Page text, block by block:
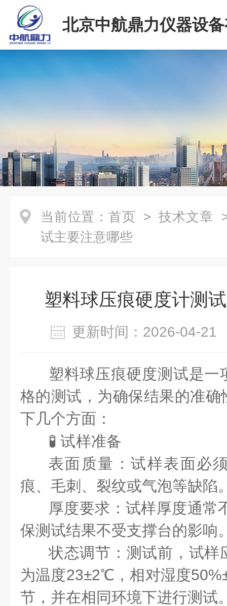
北京中航鼎力仪器设
司
当前位置： 首页 > 技术文章
试主要注意哪些
塑料球压痕硬度计测
更新时间：2026-04-
塑料球压痕硬度测试是一
格的测试，为确保结果的准
下几个方面：
🧪 试样准备
表面质量 ：试样表面必
痕、毛刺、裂纹或气泡等缺陷
厚度要求 ：试样厚度通
保测试结果不受支撑台的影响
状态调节 ：测试前，试
为温度23±2℃，相对湿度
节，并在相同环境下进行测试